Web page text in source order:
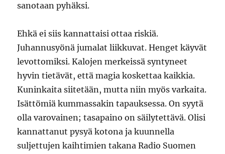
sanotaan pyhäksi.
Ehkä ei siis kannattaisi ottaa riskiä.
Juhannusyönä jumalat liikkuvat. Henget käyvät
levottomiksi. Kalojen merkeissä syntyneet
hyvin tietävät, että magia koskettaa kaikkia.
Kuninkaita siitetään, mutta niin myös varkaita.
Isättömiä kummassakin tapauksessa. On syytä
olla varovainen; tasapaino on säilytettävä. Olisi
kannattanut pysyä kotona ja kuunnella
suljettujen kaihtimien takana Radio Suomen